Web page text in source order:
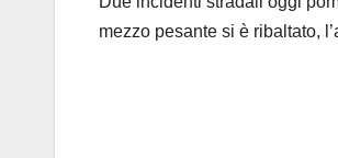
mezzo pesante si è ribaltato,